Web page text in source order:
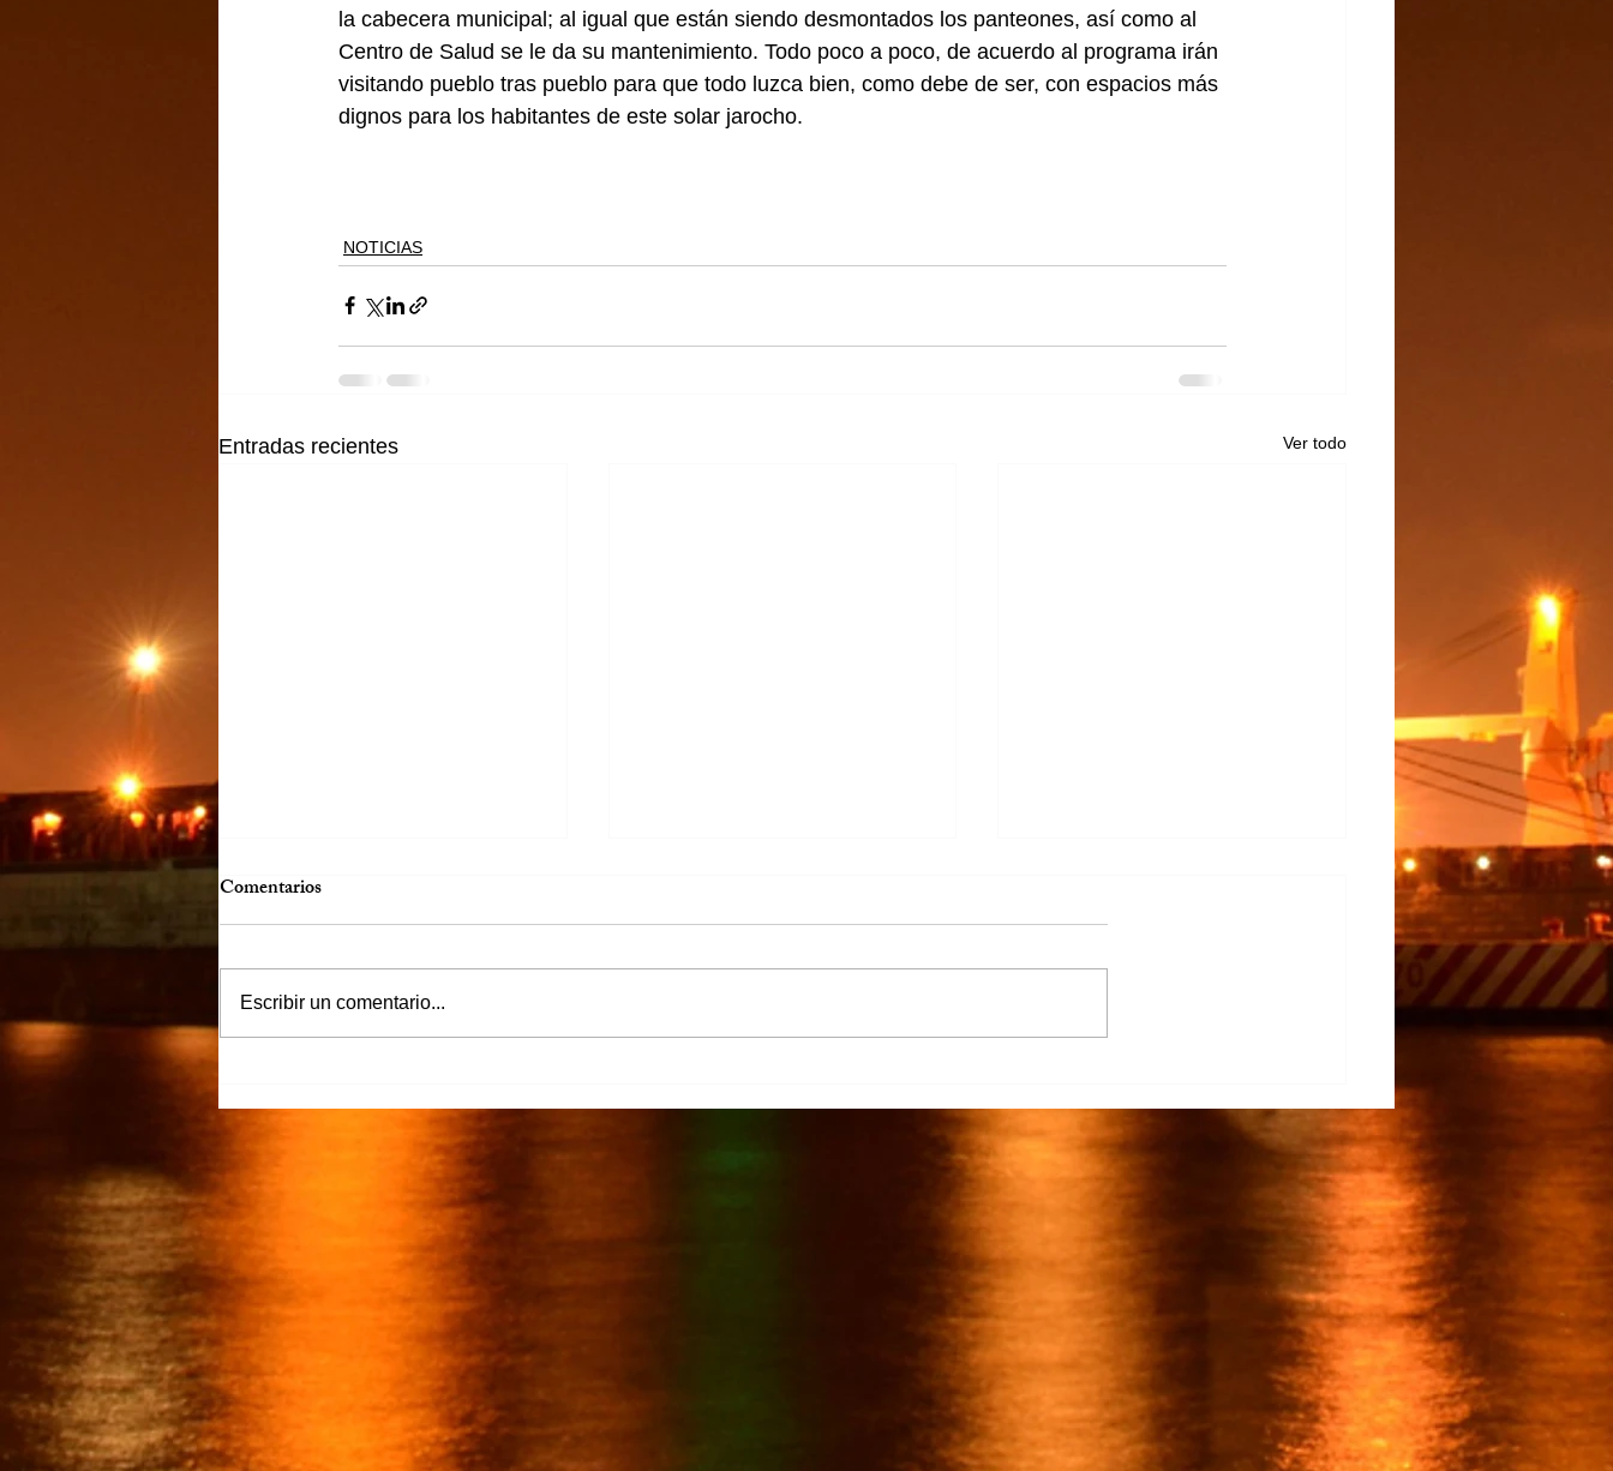
la cabecera municipal; al igual que están siendo desmontados los panteones, así como al
Centro de Salud se le da su mantenimiento. Todo poco a poco, de acuerdo al programa irán
visitando pueblo tras pueblo para que todo luzca bien, como debe de ser, con espacios más
dignos para los habitantes de este solar jarocho.
NOTICIAS
Entradas recientes Ver todo
familiares y amigos
caña afectados por el cierre del
Desarrollo del TECNM Virtual
Comentarios
Escribir un comentario...